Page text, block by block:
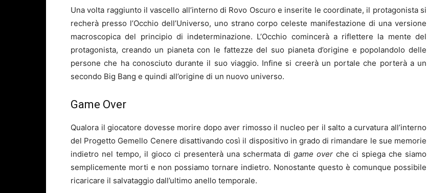
Una volta raggiunto il vascello all’interno di Rovo Oscuro e inserite le coordinate, il protagonista si
recherà presso l’Occhio dell’Universo, uno strano corpo celeste manifestazione di una versione
macroscopica del principio di indeterminazione. L’Occhio comincerà a riflettere la mente del
protagonista, creando un pianeta con le fattezze del suo pianeta d’origine e popolandolo delle
persone che ha conosciuto durante il suo viaggio. Infine si creerà un portale che porterà a un
secondo Big Bang e quindi all’origine di un nuovo universo.
Game Over
Qualora il giocatore dovesse morire dopo aver rimosso il nucleo per il salto a curvatura all’interno
del Progetto Gemello Cenere disattivando così il dispositivo in grado di rimandare le sue memorie
indietro nel tempo, il gioco ci presenterà una schermata di game over che ci spiega che siamo
semplicemente morti e non possiamo tornare indietro. Nonostante questo è comunque possibile
ricaricare il salvataggio dall’ultimo anello temporale.